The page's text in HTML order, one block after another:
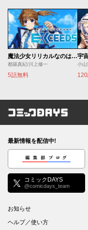
魔法少女リリカルなのは EXCEEDS
都築真紀/川上修一
5話無料
宇
小山
コミック
最新情報を配信中!
編集部ブログ
コミックDAYS
@comicdays_team
お知らせ
ヘルプ／使い方